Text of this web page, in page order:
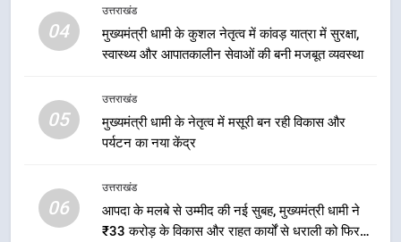
04
उत्तराखंड
मुख्यमंत्री धामी के कुशल नेतृत्व में कांवड़ यात्रा में सुरक्षा,
स्वास्थ्य और आपातकालीन सेवाओं की बनी मजबूत व्यवस्था
05
उत्तराखंड
मुख्यमंत्री धामी के नेतृत्व में मसूरी बन रही विकास और
पर्यटन का नया केंद्र
06
उत्तराखंड
आपदा के मलबे से उम्मीद की नई सुबह, मुख्यमंत्री धामी ने
₹33 करोड़ के विकास और राहत कार्यों से धराली को फिर
मुख्यमंत्री धामी के प्रयासों से बनबसा रेलवे
स्टेशन पर अछनेरा-टनकपुर एक्सप्रेस का
4
मुख्यमंत्री धामी के कुशल नेतृत्व में कांवड़